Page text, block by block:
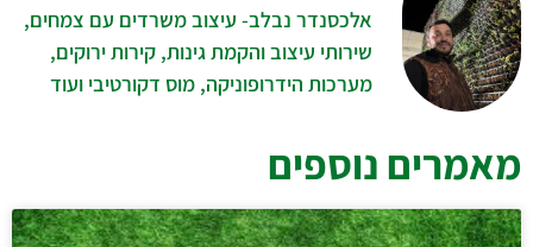
אלכסנדר נבלב- עיצוב משרדים עם צמחים,
שירותי עיצוב והקמת גינות, קירות ירוקים,
מערכות הידרופוניקה, מוס דקורטיבי ועוד
מאמרים נוספים